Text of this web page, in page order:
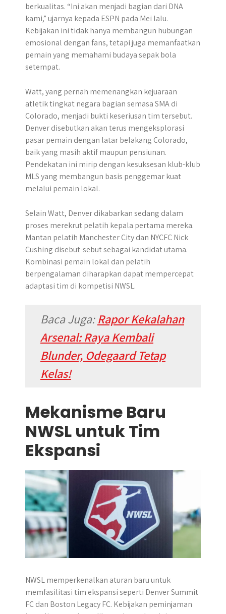
berkualitas. “Ini akan menjadi bagian dari DNA
kami,” ujarnya kepada ESPN pada Mei lalu.
Kebijakan ini tidak hanya membangun hubungan
emosional dengan fans, tetapi juga memanfaatkan
pemain yang memahami budaya sepak bola
setempat.
Watt, yang pernah memenangkan kejuaraan
atletik tingkat negara bagian semasa SMA di
Colorado, menjadi bukti keseriusan tim tersebut.
Denver disebutkan akan terus mengeksplorasi
pasar pemain dengan latar belakang Colorado,
baik yang masih aktif maupun pensiunan.
Pendekatan ini mirip dengan kesuksesan klub-klub
MLS yang membangun basis penggemar kuat
melalui pemain lokal.
Selain Watt, Denver dikabarkan sedang dalam
proses merekrut pelatih kepala pertama mereka.
Mantan pelatih Manchester City dan NYCFC Nick
Cushing disebut-sebut sebagai kandidat utama.
Kombinasi pemain lokal dan pelatih
berpengalaman diharapkan dapat mempercepat
adaptasi tim di kompetisi NWSL.
Baca Juga:Rapor Kekalahan
Arsenal: Raya Kembali
Blunder, Odegaard Tetap
Kelas!
Mekanisme Baru
NWSL untuk Tim
Ekspansi
NWSL memperkenalkan aturan baru untuk
memfasilitasi tim ekspansi seperti Denver Summit
FC dan Boston Legacy FC. Kebijakan peminjaman